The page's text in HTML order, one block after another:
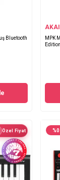
Bluetooth
AKAI
MPK
Edition
Özel Fiyat %0